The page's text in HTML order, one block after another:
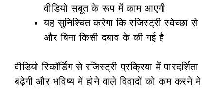
वीडियो सबूत के रूप में काम आएगी
यह सुनिश्चित करेगा कि रजिस्ट्री स्वेच्छा से
और बिना किसी दबाव के की गई है
वीडियो रिकॉर्डिंग से रजिस्ट्री प्रक्रिया में पारदर्शिता
बढ़ेगी और भविष्य में होने वाले विवादों को कम करने में